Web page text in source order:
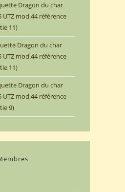
Dragon du char
mod.44 référence
11)
Dragon du char
mod.44 référence
11)
Dragon du char
mod.44 référence
9)